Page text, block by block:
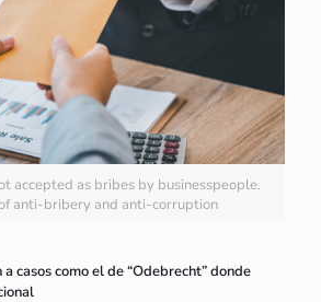
accepted as bribes by businesspeople.
anti-bribery and anti-corruption
casos como el de “Odebrecht” donde